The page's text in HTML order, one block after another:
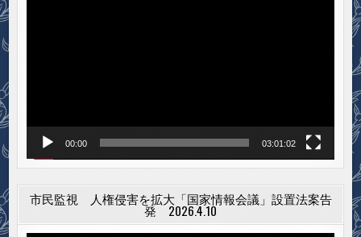
00:00 03:01:02
市民監視 人権侵害を拡大「国家情報会議」設置法案告
発 2026.4.10